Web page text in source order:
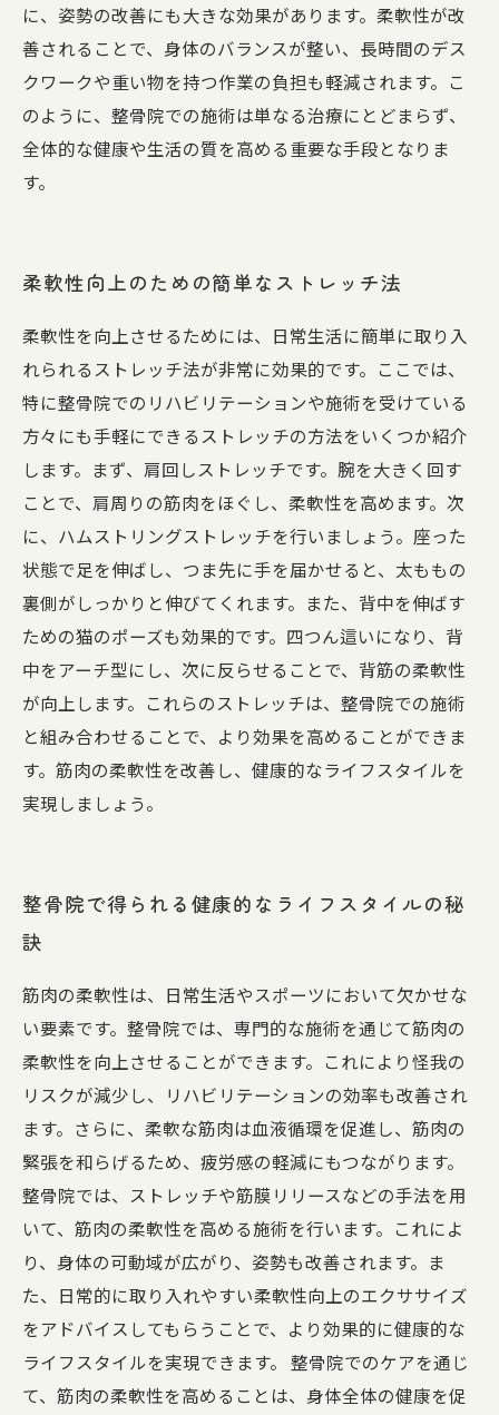
に、姿勢の改善にも大きな効果があります。柔軟性が改
善されることで、身体のバランスが整い、長時間のデス
クワークや重い物を持つ作業の負担も軽減されます。こ
のように、整骨院での施術は単なる治療にとどまらず、
全体的な健康や生活の質を高める重要な手段となりま
す。
柔軟性向上のための簡単なストレッチ法
柔軟性を向上させるためには、日常生活に簡単に取り入
れられるストレッチ法が非常に効果的です。ここでは、
特に整骨院でのリハビリテーションや施術を受けている
方々にも手軽にできるストレッチの方法をいくつか紹介
します。まず、肩回しストレッチです。腕を大きく回す
ことで、肩周りの筋肉をほぐし、柔軟性を高めます。次
に、ハムストリングストレッチを行いましょう。座った
状態で足を伸ばし、つま先に手を届かせると、太ももの
裏側がしっかりと伸びてくれます。また、背中を伸ばす
ための猫のポーズも効果的です。四つん這いになり、背
中をアーチ型にし、次に反らせることで、背筋の柔軟性
が向上します。これらのストレッチは、整骨院での施術
と組み合わせることで、より効果を高めることができま
す。筋肉の柔軟性を改善し、健康的なライフスタイルを
実現しましょう。
整骨院で得られる健康的なライフスタイルの秘
訣
筋肉の柔軟性は、日常生活やスポーツにおいて欠かせな
い要素です。整骨院では、専門的な施術を通じて筋肉の
柔軟性を向上させることができます。これにより怪我の
リスクが減少し、リハビリテーションの効率も改善され
ます。さらに、柔軟な筋肉は血液循環を促進し、筋肉の
緊張を和らげるため、疲労感の軽減にもつながります。
整骨院では、ストレッチや筋膜リリースなどの手法を用
いて、筋肉の柔軟性を高める施術を行います。これによ
り、身体の可動域が広がり、姿勢も改善されます。ま
た、日常的に取り入れやすい柔軟性向上のエクササイズ
をアドバイスしてもらうことで、より効果的に健康的な
ライフスタイルを実現できます。 整骨院でのケアを通じ
て、筋肉の柔軟性を高めることは、身体全体の健康を促